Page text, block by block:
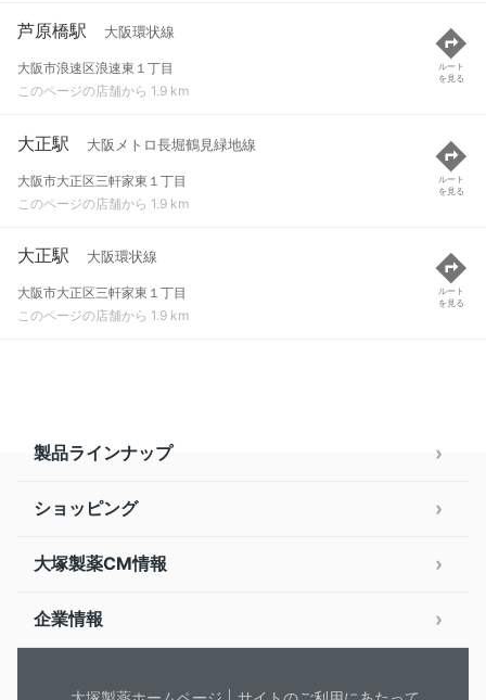
芦原橋駅 大阪環状線
大阪市浪速区浪速東１丁目
このページの店舗から 1.9 km
ルート
を見る
大正駅 大阪メトロ長堀鶴見緑地線
大阪市大正区三軒家東１丁目
このページの店舗から 1.9 km
ルート
を見る
大正駅 大阪環状線
大阪市大正区三軒家東１丁目
このページの店舗から 1.9 km
ルート
を見る
製品ラインナップ
ショッピング
大塚製薬CM情報
企業情報